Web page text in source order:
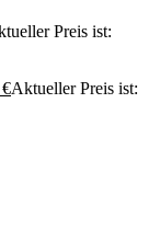
Preis ist:
€Aktueller Preis ist: